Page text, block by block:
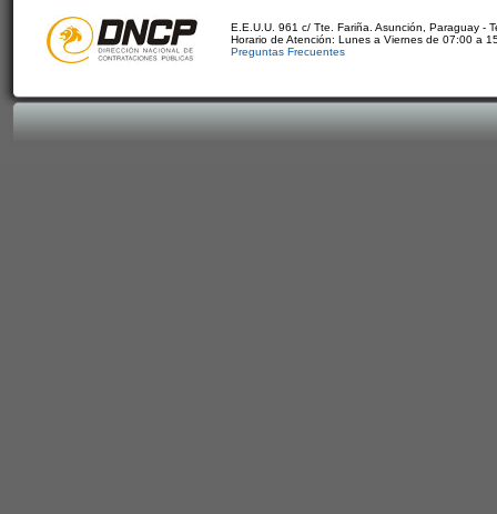
E.E.U.U. 961 c/ Tte. Fariña. Asunción, Paraguay -
Horario de Atención: Lunes a Viernes de 07:00 a
Preguntas Frecuentes